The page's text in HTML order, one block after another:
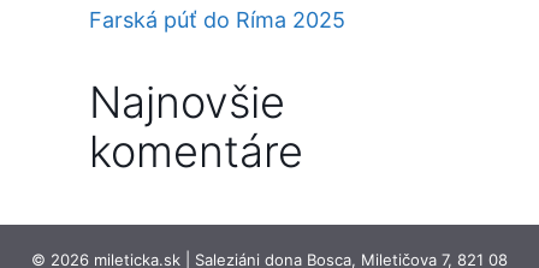
Farská púť do Ríma 2025
Najnovšie
komentáre
© 2026 mileticka.sk | Saleziáni dona Bosca, Miletičova 7, 821 08